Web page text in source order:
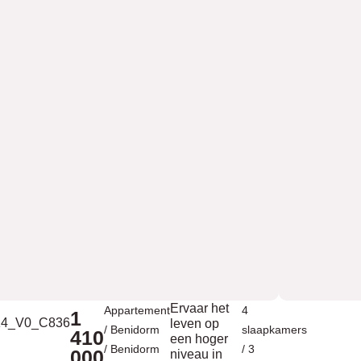
1
410
Appartement
/ Benidorm
/ Benidorm
Ervaar het
leven op
een hoger
niveau in
4
slaapkamers
/ 3